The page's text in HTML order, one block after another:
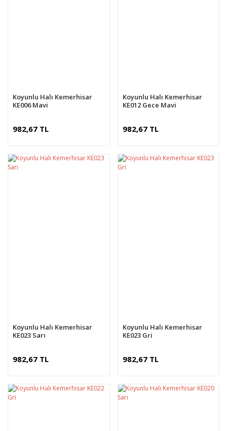
Koyunlu Halı Kemerhisar
KE006 Mavi
982,67 TL
Koyunlu Halı Kemerhisar
KE012 Gece Mavi
982,67 TL
Koyunlu Halı Kemerhisar
KE023 Sarı
982,67 TL
Koyunlu Halı Kemerhisar
KE023 Gri
982,67 TL